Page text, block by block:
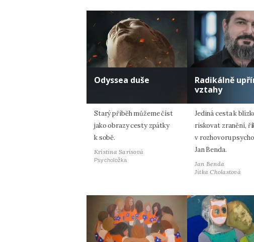
Odyssea duše
Starý příběh můžeme číst
jako obrazy cesty zpátky
k sobě.
Kristina Sarisová
Psycholožka
Radikálně
vztahy
Jediná cesta k
riskovat zranění,
v rozhovoru
Jan Benda.
Jan Benda
Jitka Cholastová